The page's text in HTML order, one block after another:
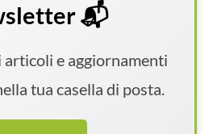
📬
articoli e aggiornamenti
tua casella di posta.